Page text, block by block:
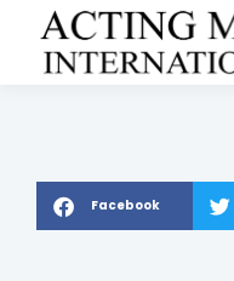
Facebook